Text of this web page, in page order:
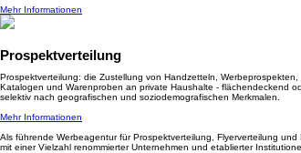
Mehr Informationen
Prospektverteilung
Prospektverteilung: die Zustellung von Handzetteln, Werbeprospekten,
Katalogen und Warenproben an private Haushalte - flächendeckend
selektiv nach geografischen und soziodemografischen Merkmalen.
Mehr Informationen
Als führende Werbeagentur für Prospektverteilung, Flyerverteilung und
mit einer Vielzahl renommierter Unternehmen und etablierter